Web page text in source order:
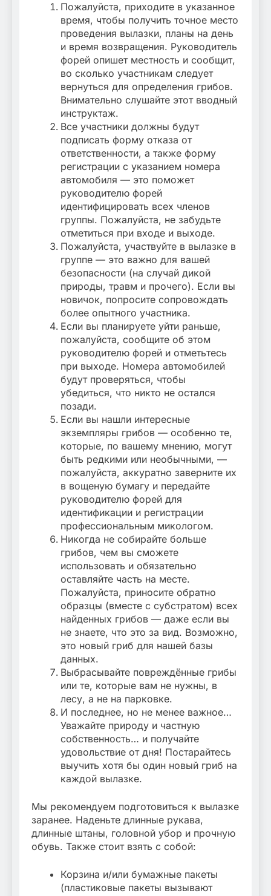
Пожалуйста, приходите в указанное
время, чтобы получить точное место
проведения вылазки, планы на день
и время возвращения. Руководитель
форей опишет местность и сообщит,
во сколько участникам следует
вернуться для определения грибов.
Внимательно слушайте этот вводный
инструктаж.
Все участники должны будут
подписать форму отказа от
ответственности, а также форму
регистрации с указанием номера
автомобиля — это поможет
руководителю форей
идентифицировать всех членов
группы. Пожалуйста, не забудьте
отметиться при входе и выходе.
Пожалуйста, участвуйте в вылазке в
группе — это важно для вашей
безопасности (на случай дикой
природы, травм и прочего). Если вы
новичок, попросите сопровождать
более опытного участника.
Если вы планируете уйти раньше,
пожалуйста, сообщите об этом
руководителю форей и отметьтесь
при выходе. Номера автомобилей
будут проверяться, чтобы
убедиться, что никто не остался
позади.
Если вы нашли интересные
экземпляры грибов — особенно те,
которые, по вашему мнению, могут
быть редкими или необычными, —
пожалуйста, аккуратно заверните их
в вощеную бумагу и передайте
руководителю форей для
идентификации и регистрации
профессиональным микологом.
Никогда не собирайте больше
грибов, чем вы сможете
использовать и обязательно
оставляйте часть на месте.
Пожалуйста, приносите обратно
образцы (вместе с субстратом) всех
найденных грибов — даже если вы
не знаете, что это за вид. Возможно,
это новый гриб для нашей базы
данных.
Выбрасывайте повреждённые грибы
или те, которые вам не нужны, в
лесу, а не на парковке.
И последнее, но не менее важное…
Уважайте природу и частную
собственность… и получайте
удовольствие от дня! Постарайтесь
выучить хотя бы один новый гриб на
каждой вылазке.
Мы рекомендуем подготовиться к вылазке
заранее. Наденьте длинные рукава,
длинные штаны, головной убор и прочную
обувь. Также стоит взять с собой:
Корзина и/или бумажные пакеты
(пластиковые пакеты вызывают